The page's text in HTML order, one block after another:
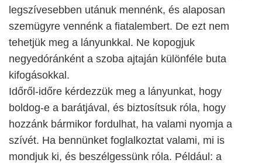
legszívesebben utánuk mennénk, és alaposan
szemügyre vennénk a fiatalembert. De ezt nem
tehetjük meg a lányunkkal. Ne kopogjuk
negyedóránként a szoba ajtaján különféle buta
kifogásokkal.
Időről-időre kérdezzük meg a lányunkat, hogy
boldog-e a barátjával, és biztosítsuk róla, hogy
hozzánk bármikor fordulhat, ha valami nyomja a
szívét. Ha bennünket foglalkoztat valami, mi is
mondjuk ki, és beszélgessünk róla. Például: a